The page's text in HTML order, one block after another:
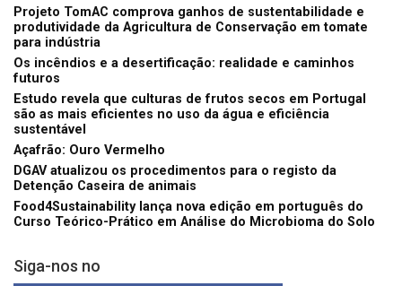
Projeto TomAC comprova ganhos de sustentabilidade e
produtividade da Agricultura de Conservação em tomate
para indústria
Os incêndios e a desertificação: realidade e caminhos
futuros
Estudo revela que culturas de frutos secos em Portugal
são as mais eficientes no uso da água e eficiência
sustentável
Açafrão: Ouro Vermelho
DGAV atualizou os procedimentos para o registo da
Detenção Caseira de animais
Food4Sustainability lança nova edição em português do
Curso Teórico-Prático em Análise do Microbioma do Solo
Siga-nos no